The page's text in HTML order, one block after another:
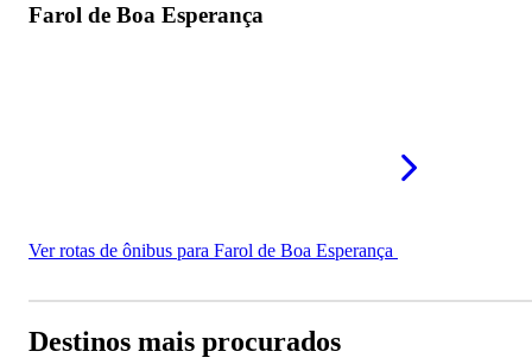
Farol de Boa Esperança
Ver rotas de ônibus para Farol de Boa Esperança
Destinos mais procurados